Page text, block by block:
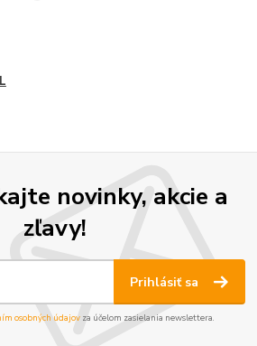
novinky, akcie a
zľavy!
Prihlásiť sa
osobných údajov za účelom zasielania newslettera.